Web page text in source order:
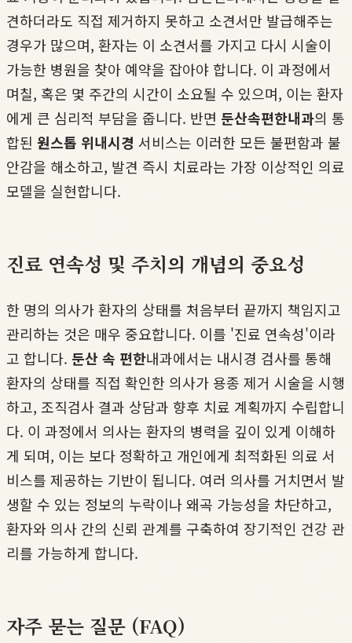
견하더라도 직접 제거하지 못하고 소견서만 발급해주는
경우가 많으며, 환자는 이 소견서를 가지고 다시 시술이
가능한 병원을 찾아 예약을 잡아야 합니다. 이 과정에서
며칠, 혹은 몇 주간의 시간이 소요될 수 있으며, 이는 환자
에게 큰 심리적 부담을 줍니다. 반면 둔산속편한내과의 통
합된 원스톱 위내시경 서비스는 이러한 모든 불편함과 불
안감을 해소하고, 발견 즉시 치료라는 가장 이상적인 의료
모델을 실현합니다.
진료 연속성 및 주치의 개념의 중요성
한 명의 의사가 환자의 상태를 처음부터 끝까지 책임지고
관리하는 것은 매우 중요합니다. 이를 '진료 연속성'이라
고 합니다. 둔산 속 편한내과에서는 내시경 검사를 통해
환자의 상태를 직접 확인한 의사가 용종 제거 시술을 시행
하고, 조직검사 결과 상담과 향후 치료 계획까지 수립합니
다. 이 과정에서 의사는 환자의 병력을 깊이 있게 이해하
게 되며, 이는 보다 정확하고 개인에게 최적화된 의료 서
비스를 제공하는 기반이 됩니다. 여러 의사를 거치면서 발
생할 수 있는 정보의 누락이나 왜곡 가능성을 차단하고,
환자와 의사 간의 신뢰 관계를 구축하여 장기적인 건강 관
리를 가능하게 합니다.
자주 묻는 질문 (FAQ)